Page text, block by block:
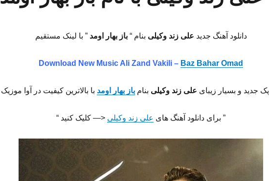
دانلود آهنگ جدید علی زند وکیلی بنام “ باز بهار اومد” با لینک مستقیم
Download New Music Ali Zand Vakili – Baz Bahar Omad
جدید و بسیار زیبای علی زند وکیلی بنام باز بهار اومد با بالاترین کیفیت در آوا موزیک
” برای دانلود آهنگ های علی زند وکیلی <— کلیک کنید “